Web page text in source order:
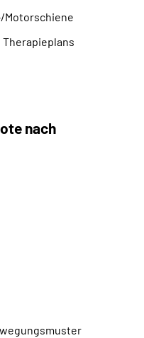
Motorschiene
nach